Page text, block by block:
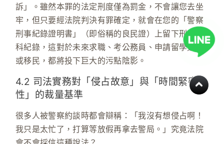
訴」
。雖然本罪的法定刑度僅為罰金，不會讓您去坐
牢，但只要經法院判決有罪確定，就會在您的「警察
刑事紀錄證明書」（即俗稱的 良民證）上留下刑事前
科紀錄，這對於未來求職、考公務員、申請留學簽證
或移民，都將投下巨大的污點陰影。
4.2 司法實務對「侵占故意」與「時間緊密
性」的裁量基準
很多人被警察約談時都會辯稱：「我沒有想侵占啊！
我只是太忙了，打算等放假再拿去警局。」究竟法院